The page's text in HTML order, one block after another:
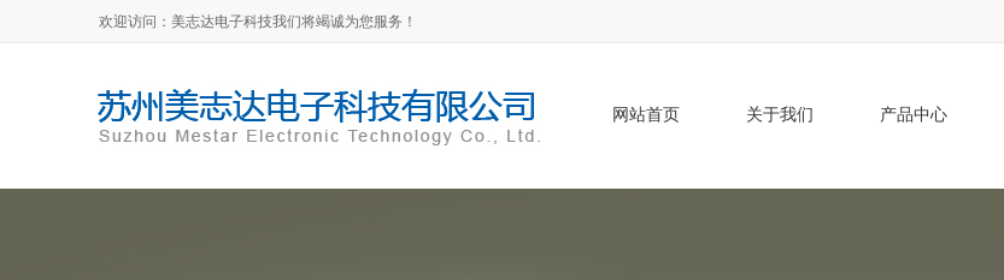
欢迎访问：美志达电子科技我们将竭诚为您服务！
网站首页 关于我们 产品中心